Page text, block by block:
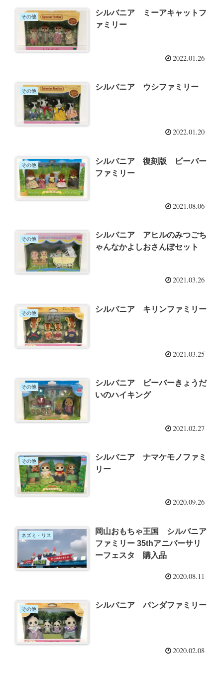
その他
シルバニア ミーアキャットフ
ァミリー
2022.01.26
その他 シルバニア ウシファミリー
2022.01.20
その他
シルバニア 復刻版 ビーバー
ファミリー
2021.08.06
その他
シルバニア アヒルのみつごち
ゃんなかよしおさんぽセット
2021.03.26
その他 シルバニア キリンファミリー
2021.03.25
その他
シルバニア ビーバーきょうだ
いのハイキング
2021.02.27
その他
シルバニア ナマケモノファミ
リー
2020.09.26
ネズミ・リス
岡山おもちゃ王国 シルバニア
ファミリー 35thアニバーサリ
ーフェスタ 購入品
2020.08.11
その他 シルバニア パンダファミリー
2020.02.08